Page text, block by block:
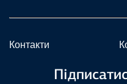
Контакти